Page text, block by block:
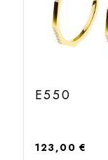
E550
Regulärer Preis:
123,00 €